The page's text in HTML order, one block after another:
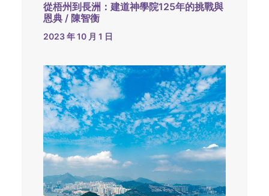
從梧州到長洲：建道神學院125年的挑戰與
恩典 / 陳智衡
2023 年 10 月 1 日